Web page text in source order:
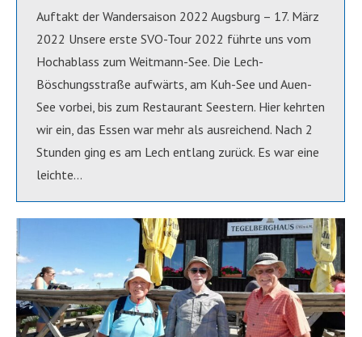
Auftakt der Wandersaison 2022 Augsburg – 17. März
2022 Unsere erste SVO-Tour 2022 führte uns vom
Hochablass zum Weitmann-See. Die Lech-
Böschungsstraße aufwärts, am Kuh-See und Auen-
See vorbei, bis zum Restaurant Seestern. Hier kehrten
wir ein, das Essen war mehr als ausreichend. Nach 2
Stunden ging es am Lech entlang zurück. Es war eine
leichte…